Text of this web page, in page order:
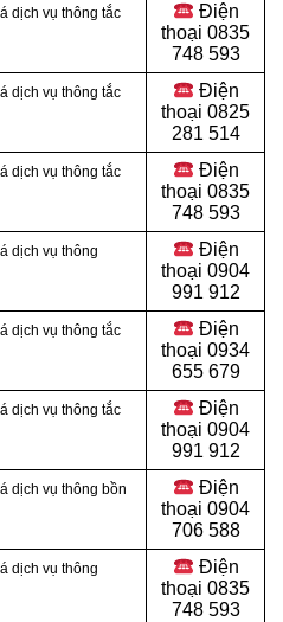
dịch vụ thông tắc
Điện
thoại 0835
748 593
dịch vụ thông tắc
Điện
thoại 0825
281 514
dịch vụ thông tắc
Điện
thoại 0835
748 593
dịch vụ thông
Điện
thoại 0904
991 912
dịch vụ thông tắc
Điện
thoại 0934
655 679
dịch vụ thông tắc
Điện
thoại 0904
991 912
dịch vụ thông bồn
Điện
thoại 0904
706 588
dịch vụ thông
Điện
thoại 0835
748 593